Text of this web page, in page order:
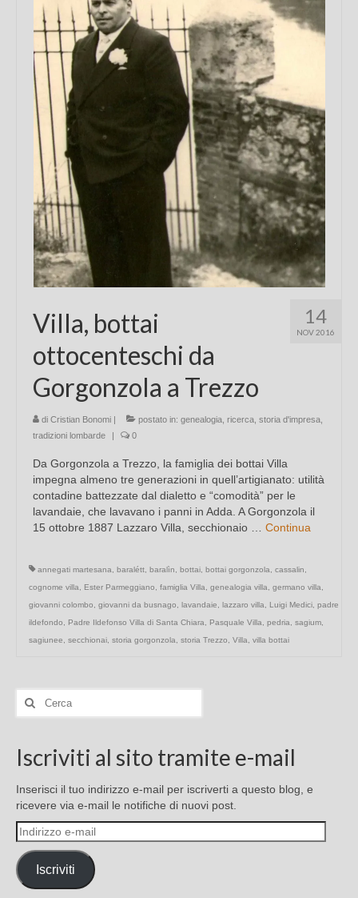
Chi sono
FAQ
Contatti
14
NOV 2016
Villa, bottai
ottocenteschi da
Gorgonzola a Trezzo
di Cristian Bonomi | postato in: genealogia ricerca storia d'impresa
tradizioni lombarde
| 0
Da Gorgonzola a Trezzo, la famiglia dei bottai Villa
impegna almeno tre generazioni in quell’artigianato: utilità
contadine battezzate dal dialetto e “comodità” per le
lavandaie, che lavavano i panni in Adda. A Gorgonzola il
15 ottobre 1887 Lazzaro Villa, secchionaio … Continua
annegati martesana baralétt baralìn bottai bottai gorgonzola cassalin
cognome villa
Ester Parmeggiano famiglia Villa genealogia villa germano villa
giovanni colombo
giovanni da busnago lavandaie lazzaro villa Luigi Medici padre
ildefondo
Padre Ildefonso Villa di Santa Chiara Pasquale Villa pedria sagium
sagiunee
secchionai storia gorgonzola storia Trezzo Villa villa bottai
Cerca:
Iscriviti al sito tramite e-mail
Inserisci il tuo indirizzo e-mail per iscriverti a questo blog, e
ricevere via e-mail le notifiche di nuovi post.
Indirizzo
e-
mail
Iscriviti